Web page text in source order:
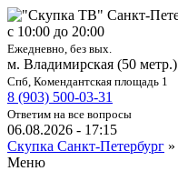
c 10:00 до 20:00
Ежедневно, без вых.
м. Владимирская (50 метр.)
Спб, Комендантская площадь 1
8 (903) 500-03-31
Ответим на все вопросы
06.08.2026 - 17:15
Скупка Санкт-Петербург »
Меню